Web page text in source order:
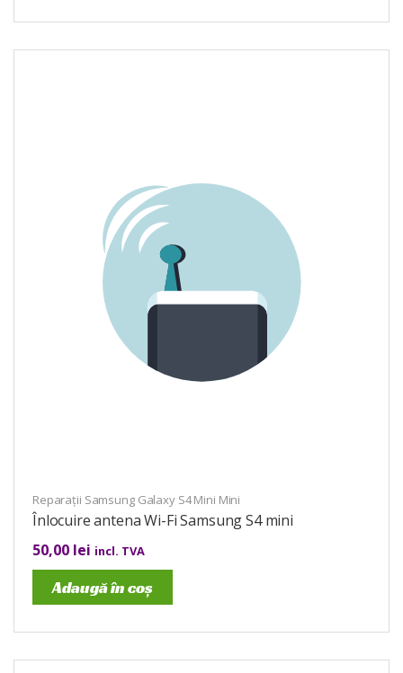
Reparații Samsung Galaxy S4 Mini Mini
Înlocuire antena Wi-Fi Samsung S4 mini
50,00 lei incl. TVA
Adaugă în coș